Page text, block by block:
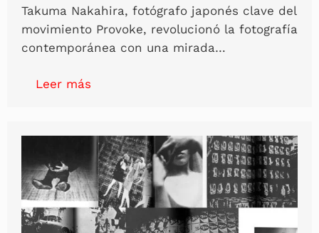
Takuma Nakahira, fotógrafo japonés clave del
movimiento Provoke, revolucionó la fotografía
contemporánea con una mirada…
Leer más